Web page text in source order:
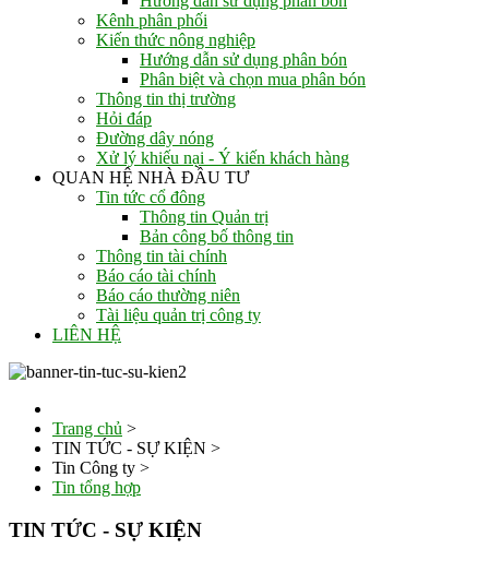
Kênh phân phối
Kiến thức nông nghiệp
Hướng dẫn sử dụng phân bón
Phân biệt và chọn mua phân bón
Thông tin thị trường
Hỏi đáp
Đường dây nóng
Xử lý khiếu nại - Ý kiến khách hàng
QUAN HỆ NHÀ ĐẦU TƯ
Tin tức cổ đông
Thông tin Quản trị
Bản công bố thông tin
Thông tin tài chính
Báo cáo tài chính
Báo cáo thường niên
Tài liệu quản trị công ty
LIÊN HỆ
Trang chủ >
TIN TỨC - SỰ KIỆN >
Tin Công ty >
Tin tổng hợp
TIN TỨC - SỰ KIỆN